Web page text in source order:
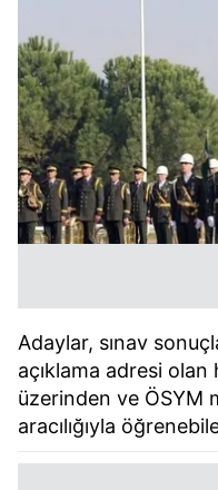
Adaylar, sınav
açıklama adresi
üzerinden ve ÖSYM
aracılığıyla